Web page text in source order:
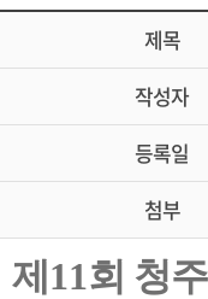
동호인 대회
커뮤니티
선수 등록
전문 체육
제목
작성자
등록일
첨부
제 11회 청